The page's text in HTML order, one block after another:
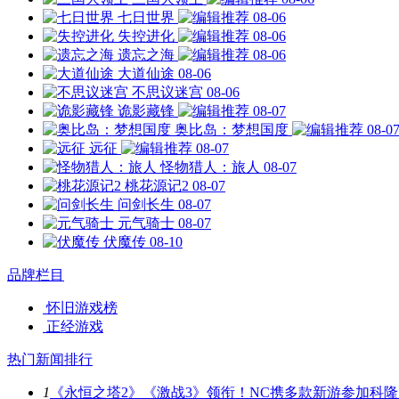
七日世界
08-06
失控进化
08-06
遗忘之海
08-06
大道仙途 08-06
不思议迷宫 08-06
诡影藏锋
08-07
奥比岛：梦想国度
08-07
远征
08-07
怪物猎人：旅人 08-07
桃花源记2 08-07
问剑长生 08-07
元气骑士 08-07
伏魔传 08-10
品牌栏目
怀旧游戏榜
正经游戏
热门新闻排行
1 《永恒之塔2》《激战3》领衔！NC携多款新游参加科